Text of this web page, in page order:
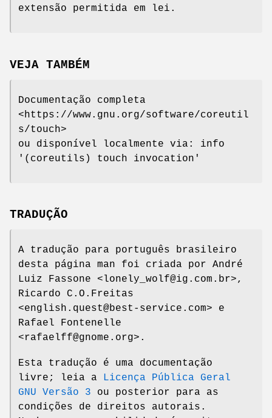
extensão permitida em lei.
VEJA TAMBÉM
Documentação completa
<https://www.gnu.org/software/coreutil
s/touch>
ou disponível localmente via: info
'(coreutils) touch invocation'
TRADUÇÃO
A tradução para português brasileiro
desta página man foi criada por André
Luiz Fassone <lonely_wolf@ig.com.br>,
Ricardo C.O.Freitas
<english.quest@best-service.com> e
Rafael Fontenelle
<rafaelff@gnome.org>.
Esta tradução é uma documentação
livre; leia a Licença Pública Geral
GNU Versão 3 ou posterior para as
condições de direitos autorais.